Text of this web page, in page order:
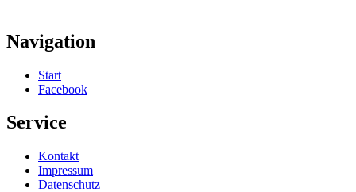
Navigation
Start
Facebook
Service
Kontakt
Impressum
Datenschutz